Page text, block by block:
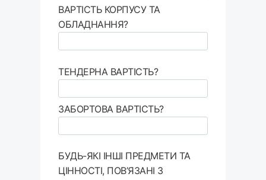
ВАРТІСТЬ КОРПУСУ ТА
ОБЛАДНАННЯ?
ТЕНДЕРНА ВАРТІСТЬ?
ЗАБОРТОВА ВАРТІСТЬ?
БУДЬ-ЯКІ ІНШІ ПРЕДМЕТИ ТА
ЦІННОСТІ, ПОВ’ЯЗАНІ З